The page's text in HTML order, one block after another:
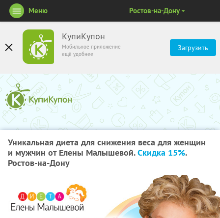
КупиКупон
Мобильное приложение
ещё удобнее
Загрузить
Меню Ростов-на-Дону
Уникальная диета для снижения веса для женщин
и мужчин от Елены Малышевой.Скидка 15%.
Ростов-на-Дону